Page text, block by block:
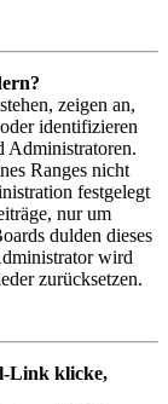
zeigen an,
identifizieren
Administratoren.
Ranges nicht
festgelegt
nur um
dulden dieses
wird
zurücksetzen.
Link klicke,